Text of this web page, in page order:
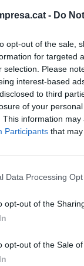
- Do
opt-out of the sale,
for targeted
selection. Please
interest-based
to third
of your
This information
Participants that
Data Processing
opt-out of the
opt-out of the Sale
empreses
del
ofereix
la
es van
a
de formació.
137